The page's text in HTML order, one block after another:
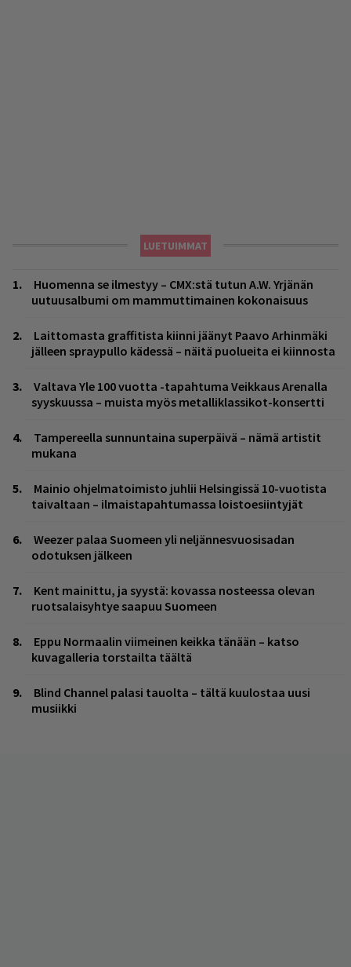
LUETUIMMAT
Huomenna se ilmestyy – CMX:stä tutun A.W. Yrjänän
uutuusalbumi om mammuttimainen kokonaisuus
Laittomasta graffitista kiinni jäänyt Paavo Arhinmäki
jälleen spraypullo kädessä – näitä puolueita ei kiinnosta
Valtava Yle 100 vuotta -tapahtuma Veikkaus Arenalla
syyskuussa – muista myös metalliklassikot-konsertti
Tampereella sunnuntaina superpäivä – nämä artistit
mukana
Mainio ohjelmatoimisto juhlii Helsingissä 10-vuotista
taivaltaan – ilmaistapahtumassa loistoesiintyjät
Weezer palaa Suomeen yli neljännesvuosisadan
odotuksen jälkeen
Kent mainittu, ja syystä: kovassa nosteessa olevan
ruotsalaisyhtye saapuu Suomeen
Eppu Normaalin viimeinen keikka tänään – katso
kuvagalleria torstailta täältä
Blind Channel palasi tauolta – tältä kuulostaa uusi
musiikki